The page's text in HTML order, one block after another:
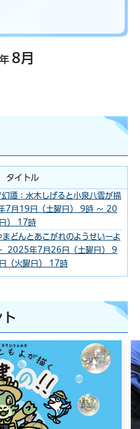
8月
タイトル
譚：水木しげると小泉八雲が描
7月19日（土曜日） 9時 ～ 20
） 17時
まどんとあこがれのようせいーよ
2025年7月26日（土曜日） 9
（火曜日） 17時
ト